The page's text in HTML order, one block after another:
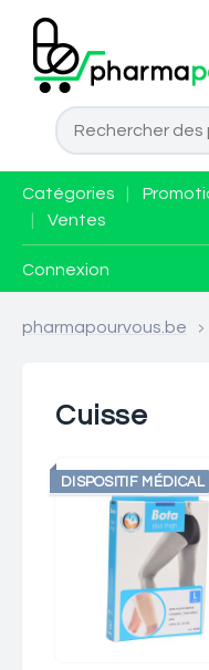
Catégories
Ventes
Connexion
pharmapourvous.be >
Cuisse
DISPOSITIF MÉDICAL